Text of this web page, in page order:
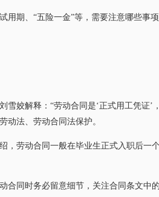
期、“五险一金”等，需要注意哪些事
姣解释：“劳动合同是‘正式用工凭证’
动法、劳动合同法保护。
劳动合同一般在毕业生正式入职后一
同时务必留意细节，关注合同条文中的